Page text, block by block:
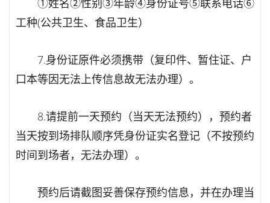
①姓名②性别③年龄④身份证号⑤联系电话⑥
工种(公共卫生、食品卫生）
7.身份证原件必须携带（复印件、暂住证、户
口本等因无法上传信息故无法办理）。
8.请提前一天预约（当天无法预约），预约者
当天按到场排队顺序凭身份证实名登记（不按预约
时间到场者，无法办理）。
预约后请截图妥善保存预约信息，并在办理当